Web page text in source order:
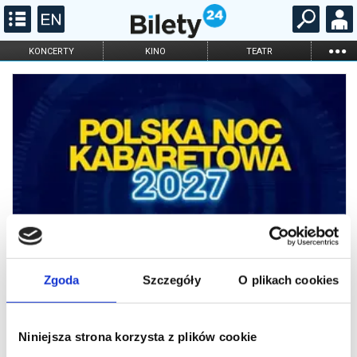
Zgoda Szczegóły O plikach cookies
Niniejsza strona korzysta z plików cookie
KONCERTY KINO TEATR ...
FILHARMONIA OPERA I BALET